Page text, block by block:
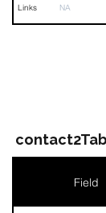
Links NA
Field